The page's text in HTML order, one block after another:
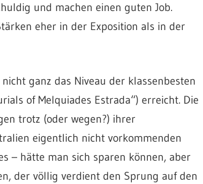
und machen einen guten Job.
eher in der Exposition als in der
ganz das Niveau der klassenbesten
of Melquiades Estrada“) erreicht. Die
trotz (oder wegen?) ihrer
eigentlich nicht vorkommenden
– hätte man sich sparen können, aber
der völlig verdient den Sprung auf den